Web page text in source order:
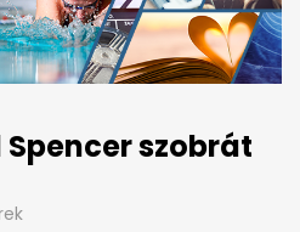
szobrát